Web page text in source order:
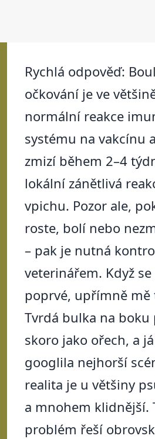
Rychlá odpověď:
očkování je ve
normální reakce
systému na vakcínu
zmizí během 2–4
lokální zánětlivá
vpichu. Pozor ale,
roste, bolí nebo
– pak je nutná
veterinářem. Když
poprvé, upřímně mě
Tvrdá bulka na boku
skoro jako ořech, a
googlila nejhorší
realita je u většiny
a mnohem klidnější.
problém řeší